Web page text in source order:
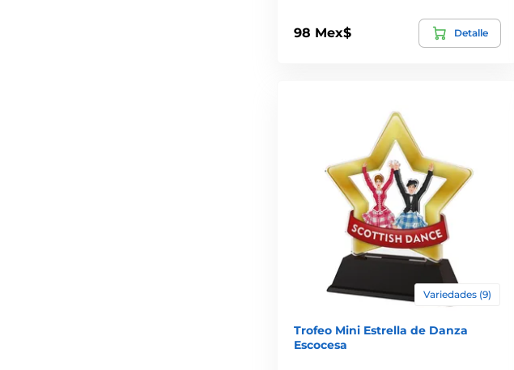
98 Mex$ Detalle
Variedades (9)
Trofeo Mini Estrella de Danza
Escocesa